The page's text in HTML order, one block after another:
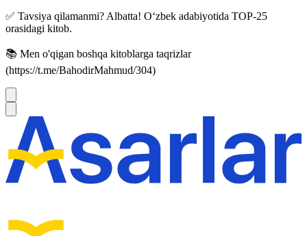
✅ Tavsiya qilamanmi? Albatta! Oʻzbek adabiyotida TOP-25
orasidagi kitob.
📚 Men o'qigan boshqa kitoblarga taqrizlar
(https://t.me/BahodirMahmud/304)